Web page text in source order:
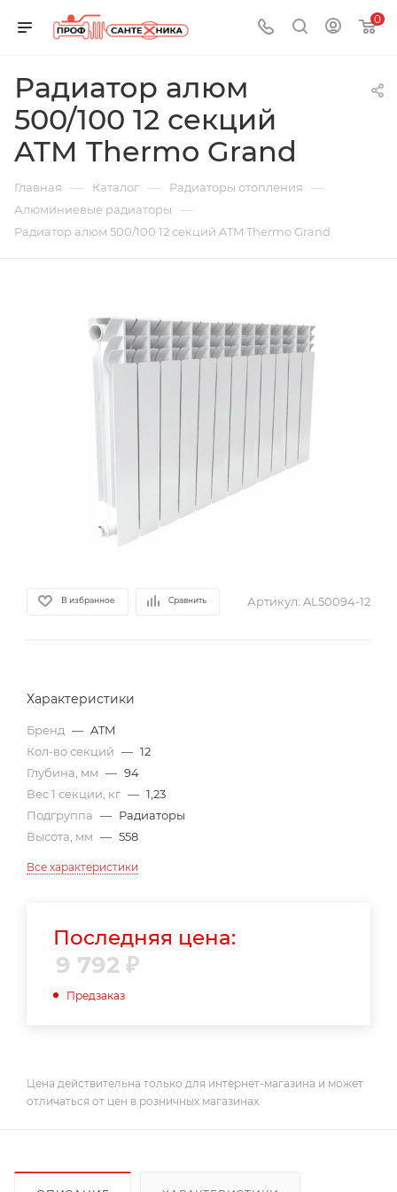
0
Радиатор алюм
500/100 12 секций
ATM Thermo Grand
Главная — Каталог — Радиаторы отопления —
Алюминиевые радиаторы —
Радиатор алюм 500/100 12 секций ATM Thermo Grand
В избранное Сравнить Артикул: AL50094-12
Характеристики
Бренд — ATM
Кол-во секций — 12
Глубина, мм — 94
Вес 1 секции, кг — 1,23
Подгруппа — Радиаторы
Высота, мм — 558
Все характеристики
Последняя цена:
9 792 ₽
Предзаказ
Цена действительна только для интернет-магазина и может
отличаться от цен в розничных магазинах